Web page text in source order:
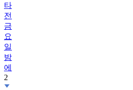
타
전
금
요
일
밤
에
2